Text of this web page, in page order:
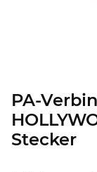
PA-
Stecker